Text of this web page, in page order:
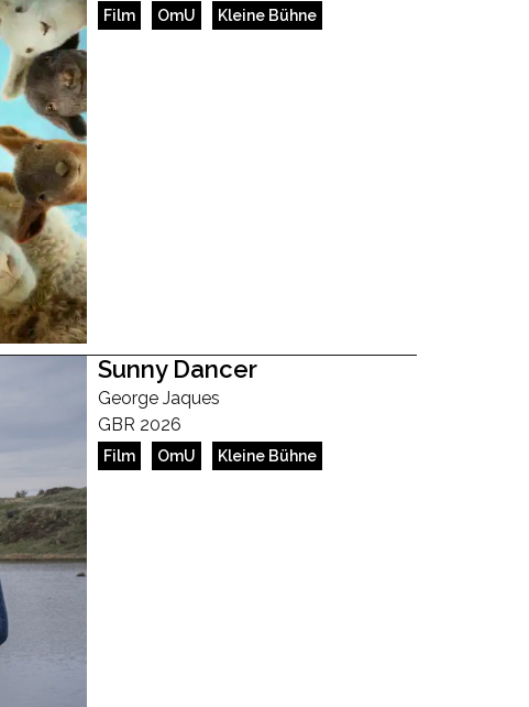
Film OmU Kleine Bühne
Sunny Dancer
George Jaques
GBR 2026
Film OmU Kleine Bühne